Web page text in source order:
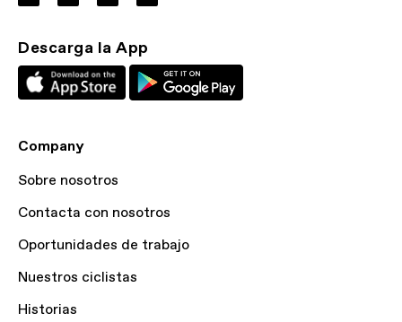
Descarga la App
Company
Sobre nosotros
Contacta con nosotros
Oportunidades de trabajo
Nuestros ciclistas
Historias